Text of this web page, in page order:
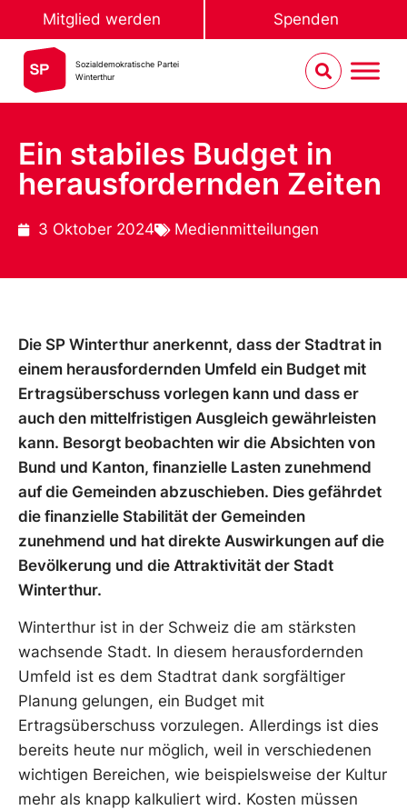
Mitglied werden Spenden
Sozialdemokratische Partei
Winterthur
Ein stabiles Budget in
herausfordernden Zeiten
3 Oktober 2024 Medienmitteilungen
Die SP Winterthur anerkennt, dass der Stadtrat in
einem herausfordernden Umfeld ein Budget mit
Ertragsüberschuss vorlegen kann und dass er
auch den mittelfristigen Ausgleich gewährleisten
kann. Besorgt beobachten wir die Absichten von
Bund und Kanton, finanzielle Lasten zunehmend
auf die Gemeinden abzuschieben. Dies gefährdet
die finanzielle Stabilität der Gemeinden
zunehmend und hat direkte Auswirkungen auf die
Bevölkerung und die Attraktivität der Stadt
Winterthur.
Winterthur ist in der Schweiz die am stärksten
wachsende Stadt. In diesem herausfordernden
Umfeld ist es dem Stadtrat dank sorgfältiger
Planung gelungen, ein Budget mit
Ertragsüberschuss vorzulegen. Allerdings ist dies
bereits heute nur möglich, weil in verschiedenen
wichtigen Bereichen, wie beispielsweise der Kultur
mehr als knapp kalkuliert wird. Kosten müssen